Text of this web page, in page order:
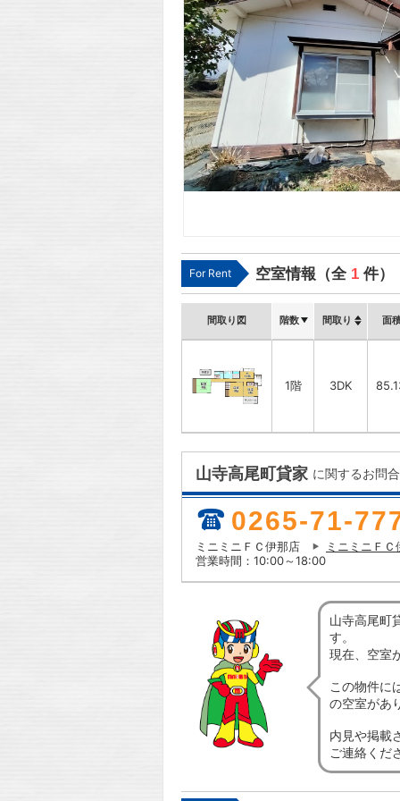
For Rent 空室情報（全 1 件）
間取り図 階数 間取り 面
1階 3DK
山寺高尾町貸家 に関するお問
0265-71-
ミニミニＦＣ伊那店
ミニミニＦ
営業時間：10:00～18:00
山寺高尾町
す。
現在、空室
この物件に
の空室があ
内見や掲載
ご連絡くだ